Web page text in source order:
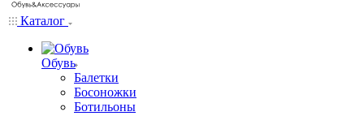
Каталог
Обувь
Балетки
Босоножки
Ботильоны